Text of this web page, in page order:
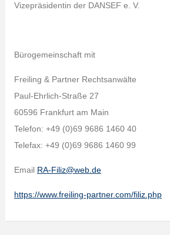
Vizepräsidentin der DANSEF e. V.
Bürogemeinschaft mit
Freiling & Partner Rechtsanwälte
Paul-Ehrlich-Straße 27
60596 Frankfurt am Main
Telefon: +49 (0)69 9686 1460 40
Telefax: +49 (0)69 9686 1460 99
Email RA-Filiz@web.de
https://www.freiling-partner.com/filiz.php